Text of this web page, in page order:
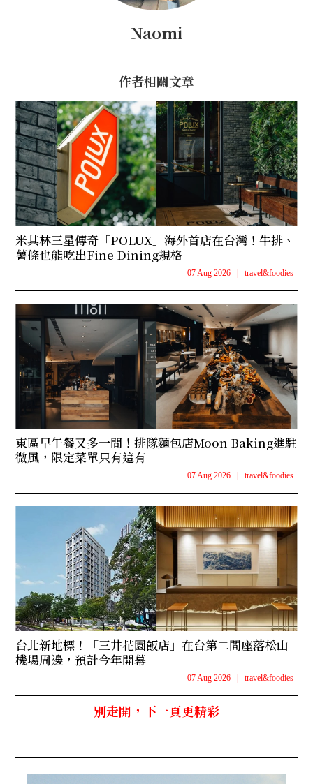
Naomi
作者相關文章
米其林三星傳奇「POLUX」海外首店在台灣！牛排、
薯條也能吃出Fine Dining規格
07 Aug 2026 | travel&foodies
東區早午餐又多一間！排隊麵包店Moon Baking進駐
微風，限定菜單只有這有
07 Aug 2026 | travel&foodies
台北新地標！「三井花園飯店」在台第二間座落松山
機場周邊，預計今年開幕
07 Aug 2026 | travel&foodies
別走開，下一頁更精彩